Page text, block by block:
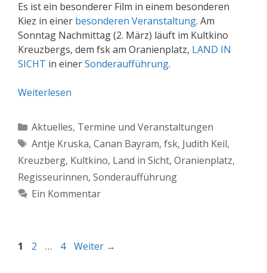
Es ist ein besonderer Film in einem besonderen
Kiez in einer besonderen Veranstaltung. Am
Sonntag Nachmittag (2. März) läuft im Kultkino
Kreuzbergs, dem fsk am Oranienplatz, LAND IN
SICHT in einerSonderaufführung.
Weiterlesen
Kategorien
Aktuelles, Termine und Veranstaltungen
Schlagwörter
Antje Kruska, Canan Bayram, fsk, Judith Keil,
Kreuzberg, Kultkino, Land in Sicht, Oranienplatz,
Regisseurinnen, Sonderaufführung
Ein Kommentar
Seite
1 Seite
2 … Seite
4 Weiter →